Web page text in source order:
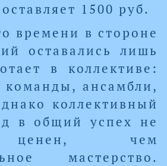
1500 руб.
времени в стороне
оставались лишь
в коллективе:
команды, ансамбли,
коллективный
в общий успех не
чем
мастерство.